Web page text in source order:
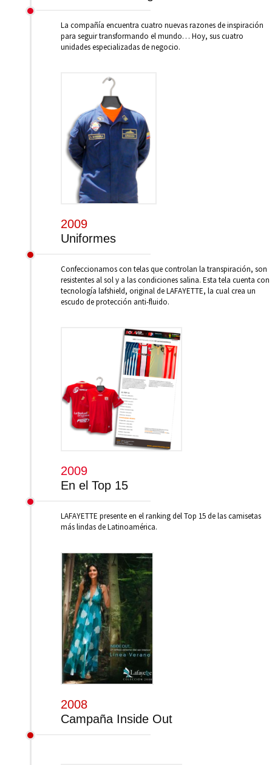
La compañía encuentra cuatro nuevas razones de inspiración
para seguir transformando el mundo… Hoy, sus cuatro
unidades especializadas de negocio.
2009
Uniformes
Confeccionamos con telas que controlan la transpiración, son
resistentes al sol y a las condiciones salina. Esta tela cuenta con
tecnología lafshield, original de LAFAYETTE, la cual crea un
escudo de protección anti-fluido.
2009
En el Top 15
LAFAYETTE presente en el ranking del Top 15 de las camisetas
más lindas de Latinoamérica.
2008
Campaña Inside Out